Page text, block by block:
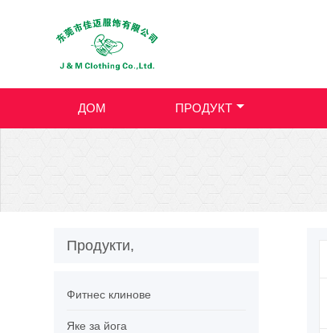
ДОМ ПРОДУКТ
Продукти,
Фитнес клинове
Яке за йога